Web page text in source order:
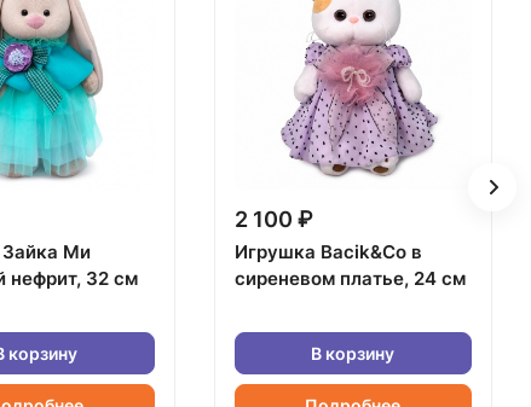
Ми
нефрит, 32 см
корзину
2 100 ₽
Игрушка Bacik&Co в
сиреневом платье, 24 см
В корзину